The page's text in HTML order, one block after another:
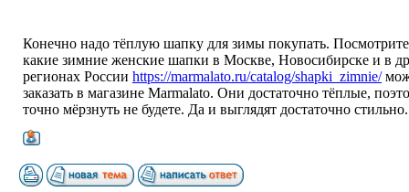
Конечно надо тёплую шапку для зимы покупать. Посмотрите
какие зимние женские шапки в Москве, Новосибирске и в
регионах России https://marmalato.ru/catalog/shapki_zimnie/
заказать в магазине Marmalato. Они достаточно тёплые,
точно мёрзнуть не будете. Да и выглядят достаточно стильно.